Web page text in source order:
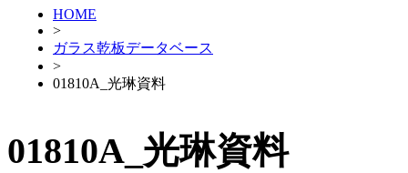
HOME
>
ガラス乾板データベース
>
01810A_光琳資料
01810A_光琳資料